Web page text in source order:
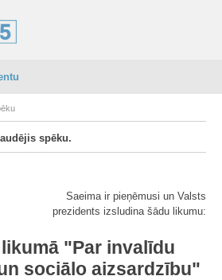
spēku.
Saeima ir pieņēmusi un Valsts
prezidents izsludina šādu likumu:
"Par invalīdu
sociālo aizsardzību"